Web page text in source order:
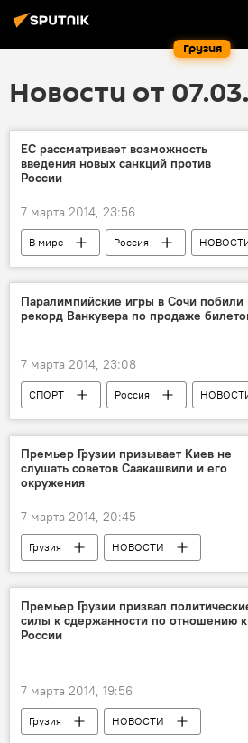
Грузия
Новости от
ЕС рассматривает возможность
введения новых санкций против
России
7 марта 2014, 23:56
В мире Россия
Паралимпийские игры в Сочи побили
рекорд Ванкувера по продаже
7 марта 2014, 23:08
СПОРТ Россия
Премьер Грузии призывает Киев не
слушать советов Саакашвили и его
окружения
7 марта 2014, 20:45
Грузия НОВОСТИ
Премьер Грузии призвал
силы к сдержанности по отношению к
России
7 марта 2014, 19:56
Грузия НОВОСТИ